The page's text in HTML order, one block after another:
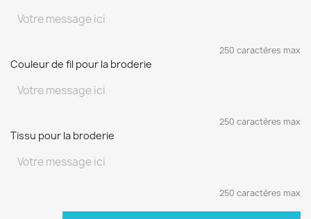
250 caractères max
Couleur de fil pour la broderie
250 caractères max
Tissu pour la broderie
250 caractères max